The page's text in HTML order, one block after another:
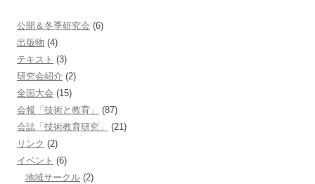
公開＆冬季研究会 (6)
出版物 (4)
テキスト (3)
研究会紹介 (2)
全国大会 (15)
会報「技術と教育」
(87)
会誌「技術教育研究」
(21)
リンク (2)
イベント (6)
地域サークル (2)